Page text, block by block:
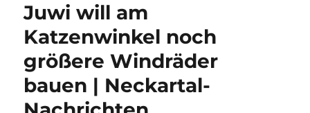
Juwi will am
Katzenwinkel noch
größere Windräder
bauen | Neckartal-